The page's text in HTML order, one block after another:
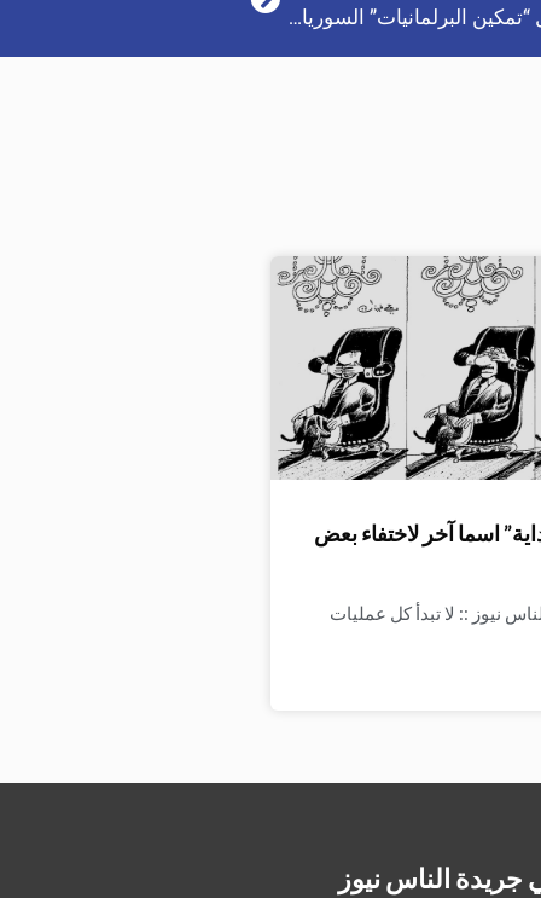
النائبة السورية مي خلوف تشارك في ورشة عمل “تمكين البرلمانيات” السوريات والاردنيات …
اسما آخر لاختفاء بعض
نيوز :: لا تبدأ كل عمليات
جريدة الناس نيوز